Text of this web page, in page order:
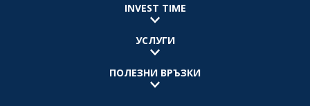
INVEST TIME
УСЛУГИ
ПОЛЕЗНИ ВРЪЗКИ